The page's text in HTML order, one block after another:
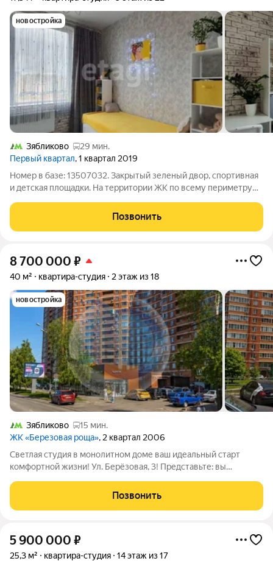
новостройка
Зябликово
29 мин.
Первый квартал, 1 квартал 2019
Номер в базе: 13507032. Закрытый зеленый двор, спортивная
и детская площадки. На территории ЖК по всему периметру
расположен рядом с остановкой общественного транспорта и
имеет прямой выезд из двора на
Позвонить
8 700 000 ₽
40 м² квартира-студия 2 этаж из 18
новостройка
Зябликово
15 мин.
ЖК «Березовая роща», 2 квартал 2006
Светлая студия в монолитном доме ваш идеальный старт
комфортной жизни! Ул. Берёзовая, 3! Представьте: вы
восторга. Простор, воздух и свет всё это создаёт особое
настроение с первого шага. Площадь
Позвонить
5 900 000 ₽
25,3 м² квартира-студия 14 этаж из 17